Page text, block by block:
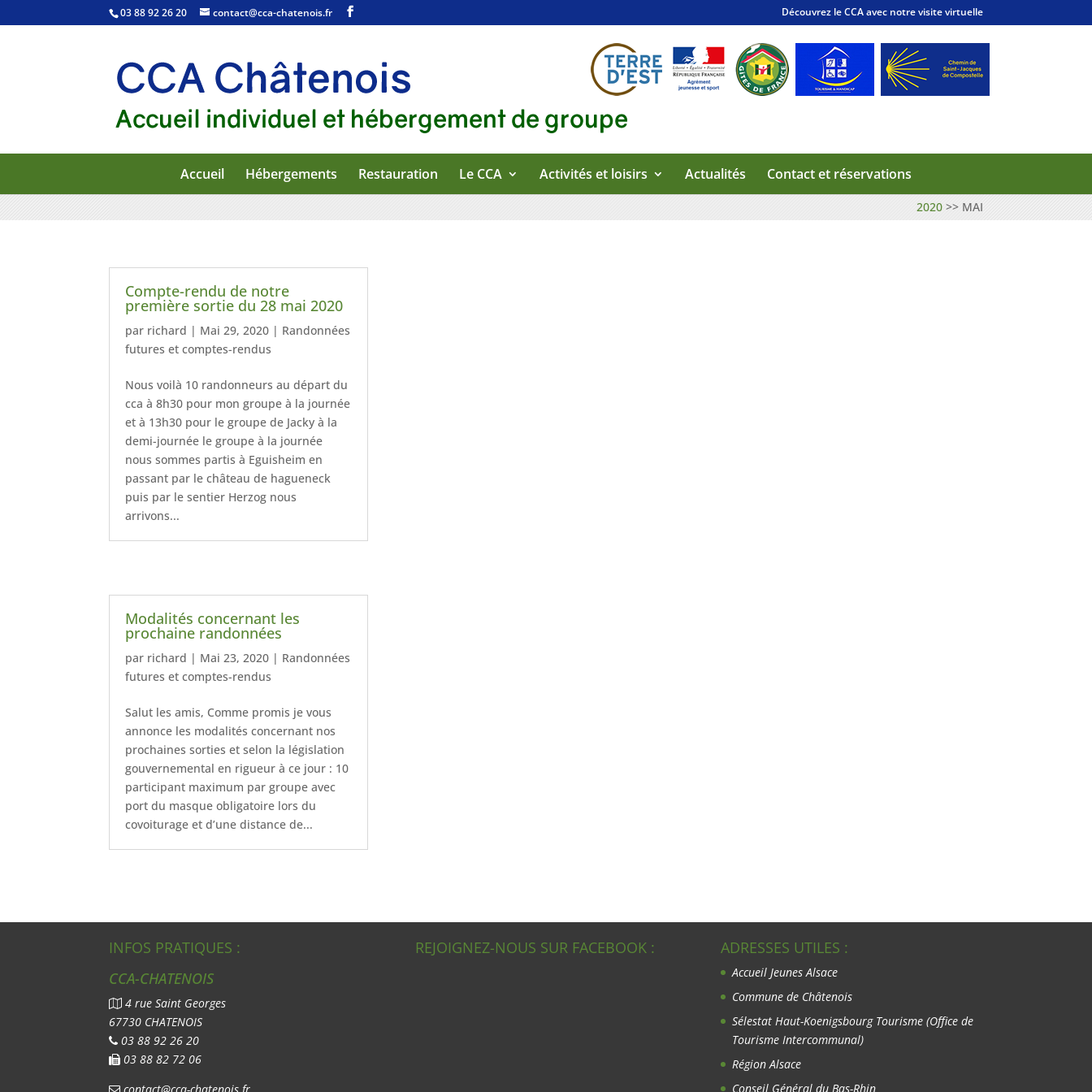
03 88 92 26 20 contact@cca-chatenois.fr Découvrez le CCA avec notre visite virtuelle
Accueil Hébergements Restauration Le CCA Activités et loisirs Actualités Contact et réservations
2020>> MAI
Compte-rendu de notre
première sortie du 28 mai 2020
par richard | Mai 29, 2020 | Randonnées
futures et comptes-rendus
Nous voilà 10 randonneurs au départ du
cca à 8h30 pour mon groupe à la journée
et à 13h30 pour le groupe de Jacky à la
demi-journée le groupe à la journée
nous sommes partis à Eguisheim en
passant par le château de hagueneck
puis par le sentier Herzog nous
arrivons...
Modalités concernant les
prochaine randonnées
par richard | Mai 23, 2020 | Randonnées
futures et comptes-rendus
Salut les amis, Comme promis je vous
annonce les modalités concernant nos
prochaines sorties et selon la législation
gouvernemental en rigueur à ce jour : 10
participant maximum par groupe avec
port du masque obligatoire lors du
covoiturage et d’une distance de...
INFOS PRATIQUES :
CCA-CHATENOIS
4 rue Saint Georges
67730 CHATENOIS
03 88 92 26 20
03 88 82 72 06
contact@cca-chatenois.fr
REJOIGNEZ-NOUS SUR FACEBOOK : ADRESSES UTILES :
Accueil Jeunes Alsace
Commune de Châtenois
Sélestat Haut-Koenigsbourg Tourisme (Office de
Tourisme Intercommunal)
Région Alsace
Conseil Général du Bas-Rhin